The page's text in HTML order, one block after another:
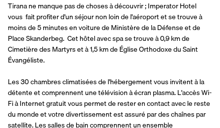
Tirana ne manque pas de choses à découvrir ; Imperator Hotel
vous  fait profiter d'un séjour non loin de l'aéroport et se trouve à
moins de 5 minutes en voiture de Ministère de la Défense et de
Place Skanderbeg.  Cet hôtel avec spa se trouve à 0,9 km de
Cimetière des Martyrs et à 1,5 km de Église Orthodoxe du Saint
Évangéliste.
Les 30 chambres climatisées de l'hébergement vous invitent à la
détente et comprennent une télévision à écran plasma. L'accès Wi-
Fi à Internet gratuit vous permet de rester en contact avec le reste
du monde et votre divertissement est assuré par des chaînes par
satellite. Les salles de bain comprennent un ensemble